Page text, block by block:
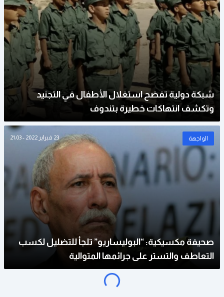
شبكة دولية تفضح استغلال الأطفال في التجنيد
وتكشف انتهاكات خطيرة بتندوف
الواجهة 23 فبراير 2022 - 21:03
صحيفة مكسيكية: “البوليساريو” تلجأ للتضليل لكسب
التعاطف والتستر على جرائمها المتوالية
L
o
a
d
i
n
g
.
.
.